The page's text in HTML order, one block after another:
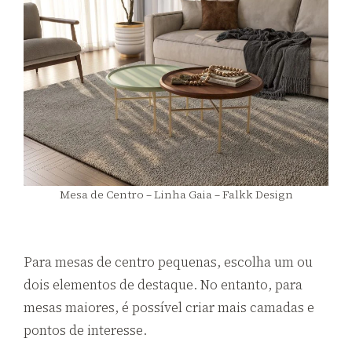
Mesa de Centro – Linha Gaia – Falkk Design
Para mesas de centro pequenas, escolha um ou
dois elementos de destaque. No entanto, para
mesas maiores, é possível criar mais camadas e
pontos de interesse.